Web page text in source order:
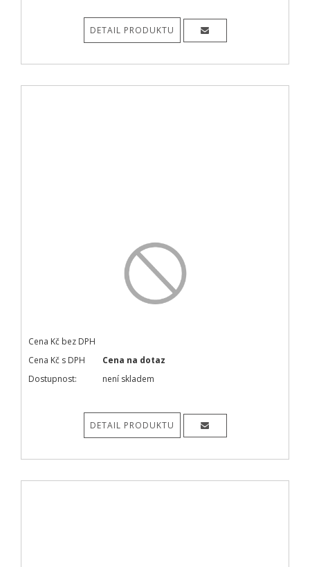
DETAIL PRODUKTU
Cena Kč bez DPH
Cena Kč s DPH
Cena na dotaz
Dostupnost:
není skladem
DETAIL PRODUKTU